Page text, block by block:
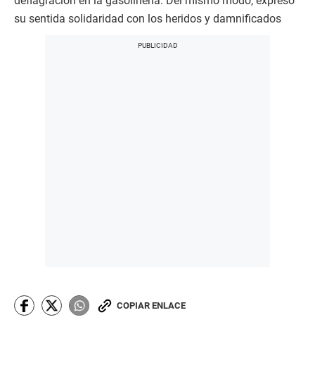
su sentida solidaridad con los heridos y damnificados
COPIAR ENLACE